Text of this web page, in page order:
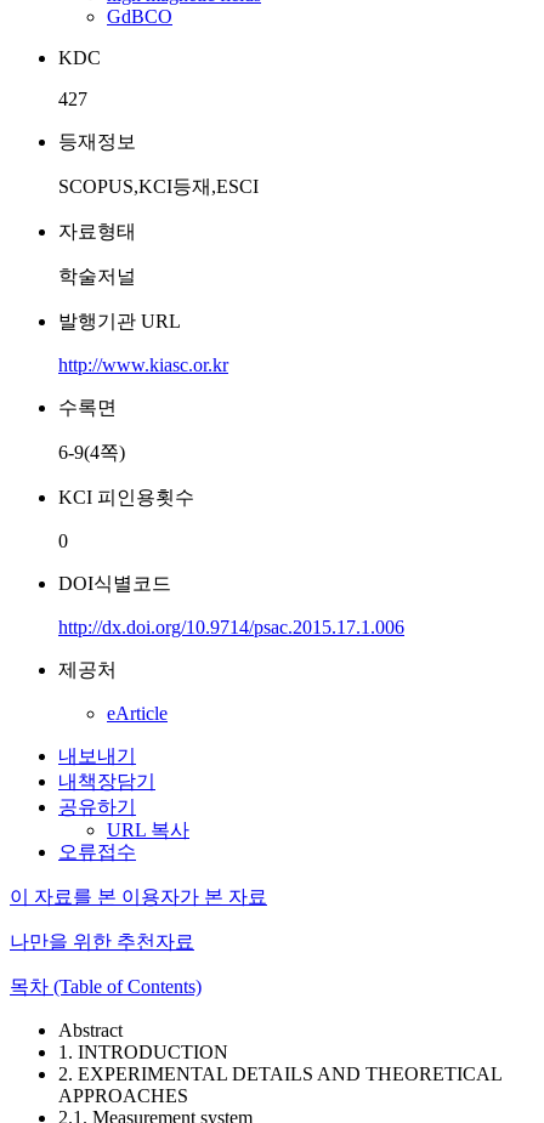
GdBCO
KDC
427
등재정보
SCOPUS,KCI등재,ESCI
자료형태
학술저널
발행기관 URL
http://www.kiasc.or.kr
수록면
6-9(4쪽)
KCI 피인용횟수
0
DOI식별코드
http://dx.doi.org/10.9714/psac.2015.17.1.006
제공처
eArticle
내보내기
내책장담기
공유하기
URL 복사
오류접수
이 자료를 본 이용자가 본 자료
나만을 위한 추천자료
목차 (Table of Contents)
Abstract
1. INTRODUCTION
2. EXPERIMENTAL DETAILS AND THEORETICAL
APPROACHES
2.1. Measurement system